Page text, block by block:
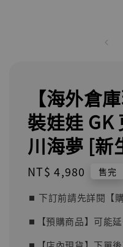
【海外倉
裝娃娃 GK
川海夢 [新
Regular
NT$ 4,980 售完
⏹︎ 下訂前請先詳閱【
⏹︎【預購商品】可能